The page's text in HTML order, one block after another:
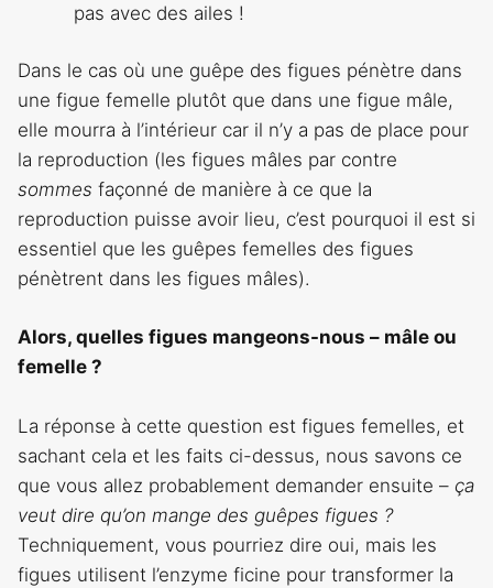
pas avec des ailes !
Dans le cas où une guêpe des figues pénètre dans
une figue femelle plutôt que dans une figue mâle,
elle mourra à l’intérieur car il n’y a pas de place pour
la reproduction (les figues mâles par contre
sommes façonné de manière à ce que la
reproduction puisse avoir lieu, c’est pourquoi il est si
essentiel que les guêpes femelles des figues
pénètrent dans les figues mâles).
Alors, quelles figues mangeons-nous – mâle ou
femelle ?
La réponse à cette question est figues femelles, et
sachant cela et les faits ci-dessus, nous savons ce
que vous allez probablement demander ensuite – ça
veut dire qu’on mange des guêpes figues ?
Techniquement, vous pourriez dire oui, mais les
figues utilisent l’enzyme ficine pour transformer la